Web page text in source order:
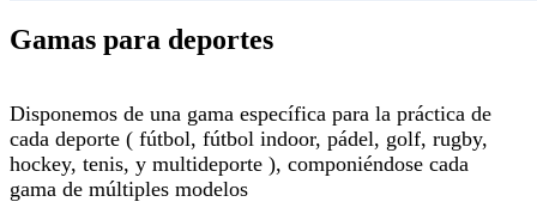
Gamas para deportes
Disponemos de una gama específica para la práctica de
cada deporte ( fútbol, fútbol indoor, pádel, golf, rugby,
hockey, tenis, y multideporte ), componiéndose cada
gama de múltiples modelos